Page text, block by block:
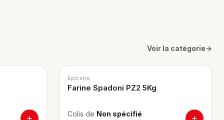
Voir la catégorie→
Épicerie
Farine Spadoni PZ2 5Kg
Colis de Non spécifié